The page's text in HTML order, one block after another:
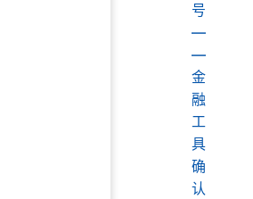
号
—
—
金
融
工
具
确
认